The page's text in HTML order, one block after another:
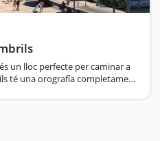
un lloc perfecte per caminar a
té una orografía completament